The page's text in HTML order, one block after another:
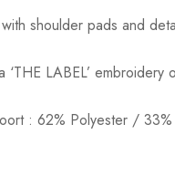
shoulder pads and
‘THE LABEL’
: 62% Polyester /